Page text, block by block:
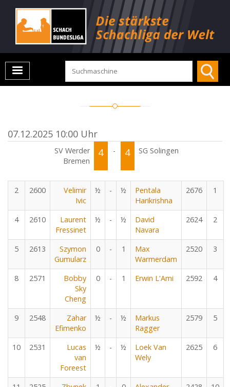
07.12.2025 10:00 Uhr
SV Werder
Bremen
4 - 4 SG Solingen
2 2600
Velimir
Ivic
½ - ½
Pentala
Harikrishna
2676 1
4 2610
Laurent
Fressinet
½ - ½
David
Navara
2624 2
5 2613
Szymon
Gumularz
0 - 1
Max
Warmerdam
2520 3
8 2571
Bobby
Sky
Cheng
0 - 1 Erwin L'Ami 2592 4
9 2548
Zahar
Efimenko
½ - ½
Markus
Ragger
2579 5
10 2531
Lucas
van
Foreest
½ - ½
Loek Van
Wely
2625 6